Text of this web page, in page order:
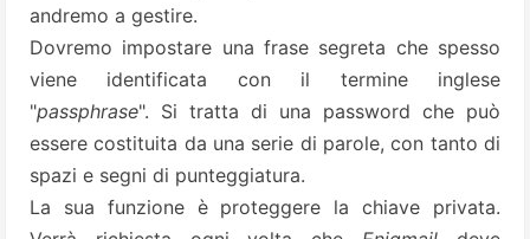
andremo a gestire.
Dovremo impostare una frase segreta che spesso
viene identificata con il termine inglese
"passphrase". Si tratta di una password che può
essere costituita da una serie di parole, con tanto di
spazi e segni di punteggiatura.
La sua funzione è proteggere la chiave privata.